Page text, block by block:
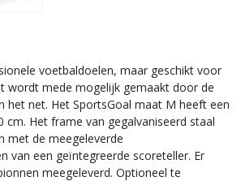
voetbaldoelen, maar geschikt voor
wordt mede mogelijk gemaakt door de
het net. Het SportsGoal maat M heeft een
cm. Het frame van gegalvaniseerd staal
met de meegeleverde
van een geïntegreerde scoreteller. Er
meegeleverd. Optioneel te